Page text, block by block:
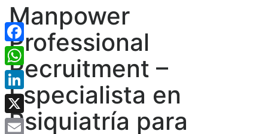
Manpower
Professional
Recruitment –
Especialista en
Psiquiatría para
Facebook
WhatsApp
LinkedIn
X